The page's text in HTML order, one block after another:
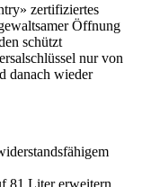
zertifiziertes
Öffnung
schützt
nur von
danach wieder
81 Liter erweitern